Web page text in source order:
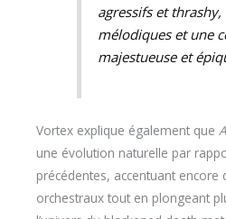
agressifs et
mélodiques et une
majestueuse et
Vortex explique également que
une évolution naturelle par
précédentes, accentuant
orchestraux tout en plongeant